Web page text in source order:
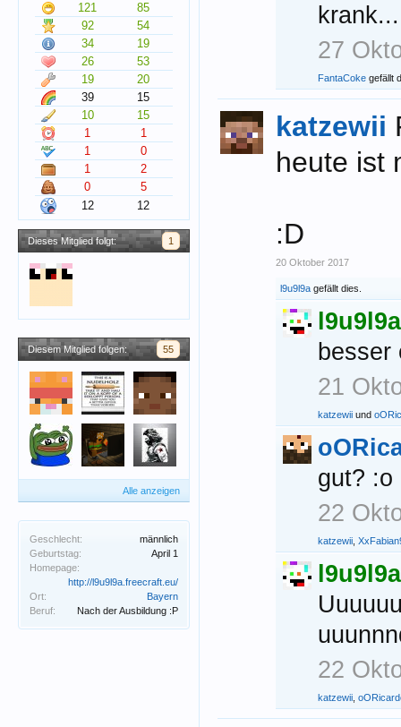
121
85
92
54
34
19
26
53
19
20
39
15
10
15
1
1
1
0
1
2
0
5
12
12
Dieses Mitglied folgt: 1
Diesem Mitglied folgen: 55
Alle anzeigen
Geschlecht:
männlich
Geburtstag:
April 1
Homepage:
http://l9u9l9a.freecraft.eu/
Ort:
Bayern
Beruf:
Nach der Ausbildung :P
27
FantaCoke gefällt
katzewii
heute ist
:D
20 Oktober 2017
l9u9l9a gefällt dies.
l9u9l9a
besser
21
katzewii und
gut? :o
22
katzewii
l9u9l9a
22
katzewii